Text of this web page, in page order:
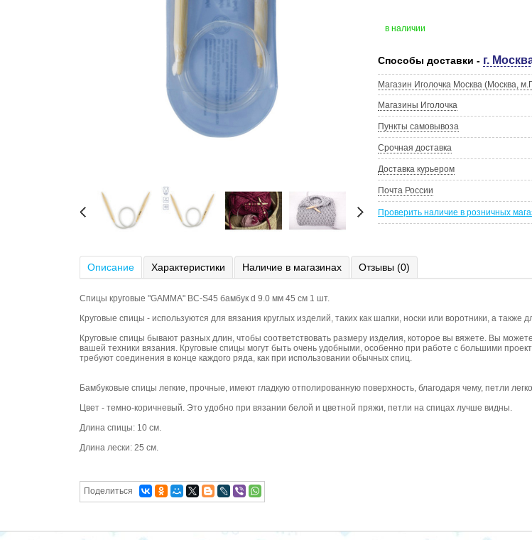
в наличии
Способы доставки - г.
Магазин Иголочка Москва (Москва,
Магазины Иголочка
Пункты самовывоза
Срочная доставка
Доставка курьером
Почта России
Проверить наличие в розничных
Описание Характеристики Наличие в магазинах Отзывы (0)
Спицы круговые "GAMMA" BC-S45 бамбук d 9.0 мм 45 см 1 шт.
Круговые спицы - используются для вязания круглых изделий, таких как шапки, носки или воротники, а
Круговые спицы бывают разных длин, чтобы соответствовать размеру изделия, которое вы вяжете. Вы
вашей техники вязания. Круговые спицы могут быть очень удобными, особенно при работе с большими
требуют соединения в конце каждого ряда, как при использовании обычных спиц.
Бамбуковые спицы легкие, прочные, имеют гладкую отполированную поверхность, благодаря чему, петли
Цвет - темно-коричневый. Это удобно при вязании белой и цветной пряжи, петли на спицах лучше видны.
Длина спицы: 10 см.
Длина лески: 25 см.
Поделиться